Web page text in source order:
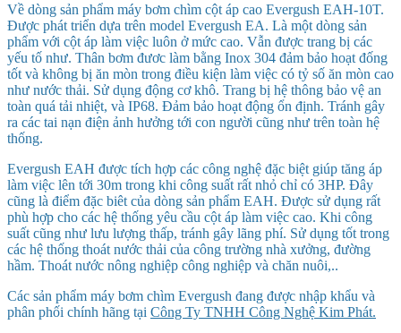
Về dòng sản phẩm máy bơm chìm cột áp cao Evergush EAH-10T.
Được phát triển dựa trên model Evergush EA. Là một dòng sản
phẩm với cột áp làm việc luôn ở mức cao. Vẫn được trang bị các
yếu tố như. Thân bơm đươc làm bằng Inox 304 đảm bảo hoạt đống
tốt và không bị ăn mòn trong điều kiện làm việc có tỷ số ăn mòn cao
như nước thải. Sử dụng động cơ khô. Trang bị hệ thông bảo vệ an
toàn quá tải nhiệt, và IP68. Đảm bảo hoạt động ổn định. Tránh gây
ra các tai nạn điện ảnh hưởng tới con người cũng như trên toàn hệ
thống.
Evergush EAH được tích hợp các công nghệ đặc biệt giúp tăng áp
làm việc lên tới 30m trong khi công suất rất nhỏ chỉ có 3HP. Đây
cũng là điểm đặc biêt của dòng sản phẩm EAH. Được sử dụng rất
phù hợp cho các hệ thống yêu cầu cột áp làm việc cao. Khi công
suất cũng như lưu lượng thấp, tránh gây lãng phí. Sử dụng tốt trong
các hệ thống thoát nước thải của công trường nhà xưởng, đường
hầm. Thoát nước nông nghiệp công nghiệp và chăn nuôi,..
Các sản phẩm máy bơm chìm Evergush đang được nhập khẩu và
phân phối chính hãng tại Công Ty TNHH Công Nghệ Kim Phát.